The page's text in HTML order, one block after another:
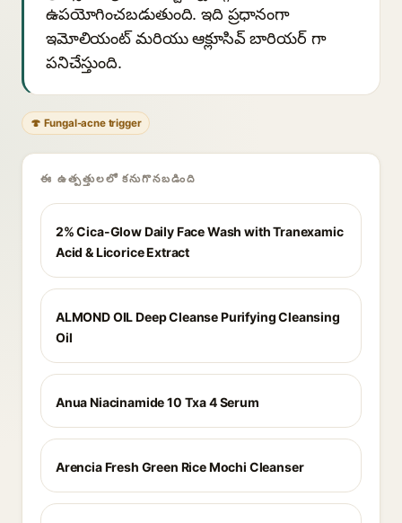
ఉపయోగించబడుతుంది. ఇది ప్రధానంగా
ఇమోలియంట్ మరియు ఆక్లూసివ్ బారియర్ గా
పనిచేస్తుంది.
🍄 Fungal-acne trigger
ఈ ఉత్పత్తులలో కనుగొనబడింది
2% Cica-Glow Daily Face Wash with Tranexamic
Acid & Licorice Extract
ALMOND OIL Deep Cleanse Purifying Cleansing
Oil
Anua Niacinamide 10 Txa 4 Serum
Arencia Fresh Green Rice Mochi Cleanser